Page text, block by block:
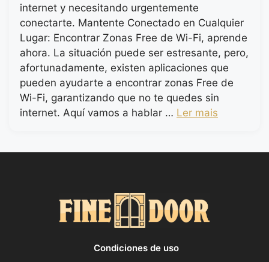
internet y necesitando urgentemente
conectarte. Mantente Conectado en Cualquier
Lugar: Encontrar Zonas Free de Wi-Fi, aprende
ahora. La situación puede ser estresante, pero,
afortunadamente, existen aplicaciones que
pueden ayudarte a encontrar zonas Free de
Wi-Fi, garantizando que no te quedes sin
internet. Aquí vamos a hablar … Ler mais
Condiciones de uso